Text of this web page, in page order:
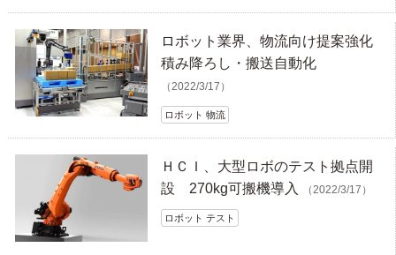
ロボット業界、物流向け提案強化
積み降ろし・搬送自動化
（2022/3/17）
ロボット 物流
ＨＣＩ、大型ロボのテスト拠点開
設 270kg可搬機導入
（2022/3/17）
ロボット テスト